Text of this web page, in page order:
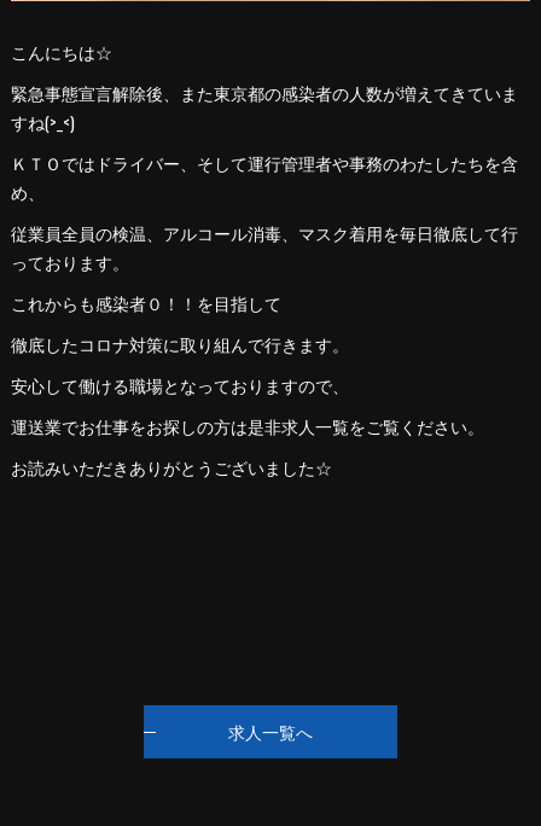
こんにちは☆
緊急事態宣言解除後、また東京都の感染者の人数が増えてきていま
すね(>_<)
ＫＴＯではドライバー、そして運行管理者や事務のわたしたちを含
め、
従業員全員の検温、アルコール消毒、マスク着用を毎日徹底して行
っております。
これからも感染者０！！を目指して
徹底したコロナ対策に取り組んで行きます。
安心して働ける職場となっておりますので、
運送業でお仕事をお探しの方は是非求人一覧をご覧ください。
お読みいただきありがとうございました☆
求人一覧へ